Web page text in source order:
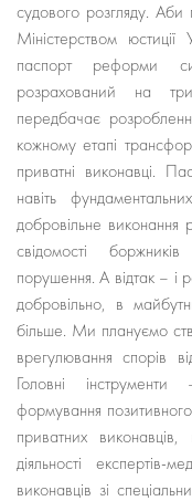
судового розгляду. Аби
Міністерством
паспорт реформи
розрахований на
передбачає
кожному етапі
приватні виконавці.
навіть
добровільне
свідомості боржників
порушення. А відтак – і
добровільно, в
більше. Ми плануємо
врегулювання спорів
Головні
формування
приватних виконавців,
діяльності
виконавців зі